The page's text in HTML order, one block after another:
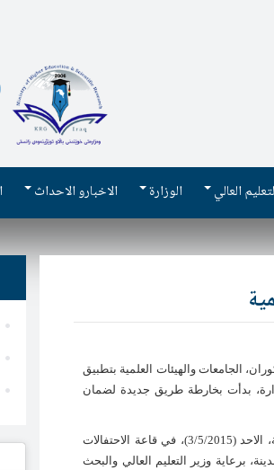
الاخبارو الاحداث الوزارة العالي
الجامعات والهيئات العلمية بتطبيق
بدأت بخارطة طريق جديدة لضمان
جاء ذلك خلال الندوة التي نظمتها الوزارة بالتعاون مع الجمعية الأكاديمية الكوردستانية، الاحد (3/5/2015)، في قاعة الاحتفالات
برعاية وزير التعليم العالي والبحث